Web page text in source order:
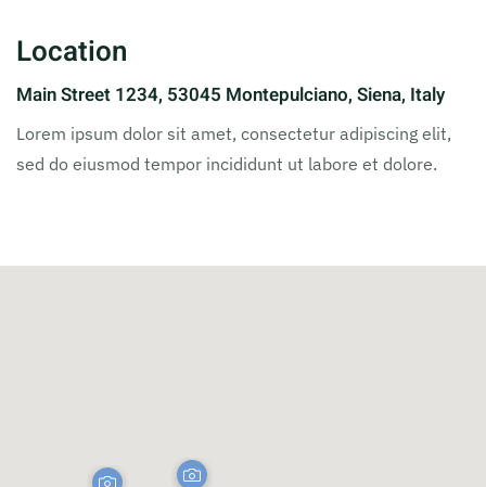
Location
Main Street 1234, 53045 Montepulciano, Siena, Italy
Lorem ipsum dolor sit amet, consectetur adipiscing elit,
sed do eiusmod tempor incididunt ut labore et dolore.